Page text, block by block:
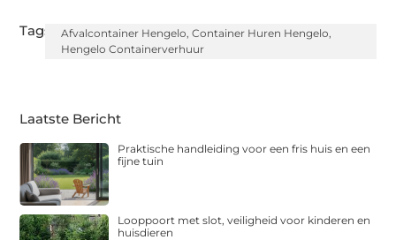
Tags: Afvalcontainer Hengelo,Container Huren Hengelo,
Hengelo Containerverhuur
Laatste Bericht
Praktische handleiding voor een fris huis en een
fijne tuin
Looppoort met slot, veiligheid voor kinderen en
huisdieren